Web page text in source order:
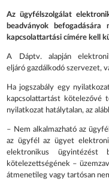
Az ügyfélszolgálat
beadványok
kapcsolattartási címére kell
A Dáptv. alapján
eljáró gazdálkodó szervezet,
Ha jogszabály egy
kapcsolattartást kötelezővé
nyilatkozat hatálytalan, az
– Nem alkalmazható az
az ügyfél az ügyet
elektronikus
kötelezettségének –
átmenetileg vagy tartósan